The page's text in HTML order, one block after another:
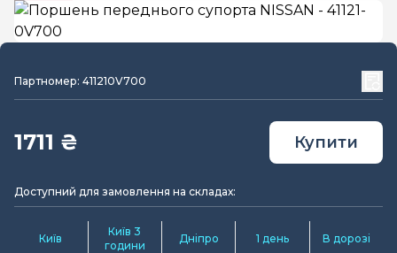
Партномер: 411210V700
1711 ₴ Купити
Доступний для замовлення на складах:
Київ
Київ 3
години
Дніпро 1 день В дорозі